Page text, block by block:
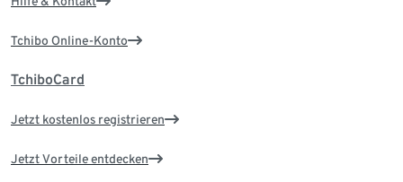
Tchibo Online-Konto
TchiboCard
Jetzt kostenlos registrieren
Jetzt Vorteile entdecken